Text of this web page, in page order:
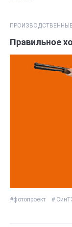
Правильное
#фотопроект #